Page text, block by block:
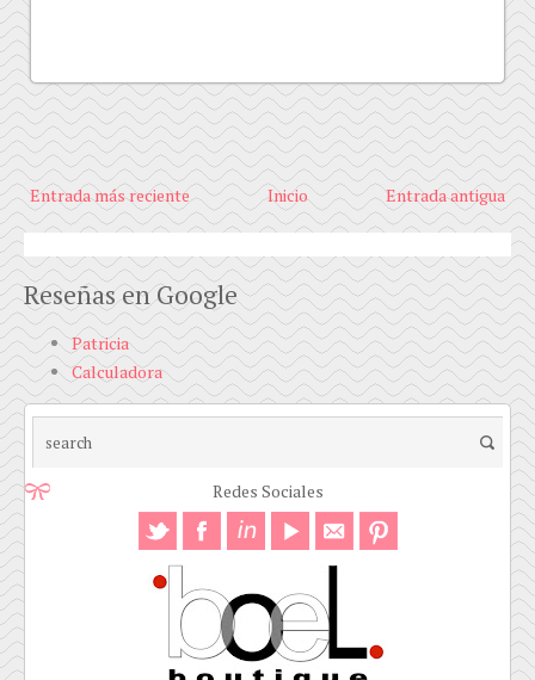
Entrada más reciente Entrada antigua
Inicio
Reseñas en Google
Patricia
Calculadora
Redes Sociales